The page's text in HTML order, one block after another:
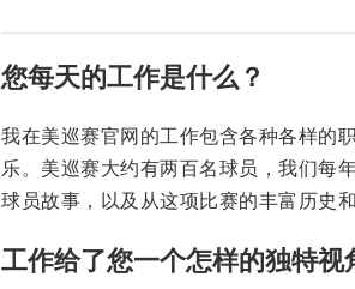
您每天的工作是什么？
我在美巡赛官网的工作包含各种各样的
乐。美巡赛大约有两百名球员，我们每
球员故事，以及从这项比赛的丰富历史
工作给了您一个怎样的独特视